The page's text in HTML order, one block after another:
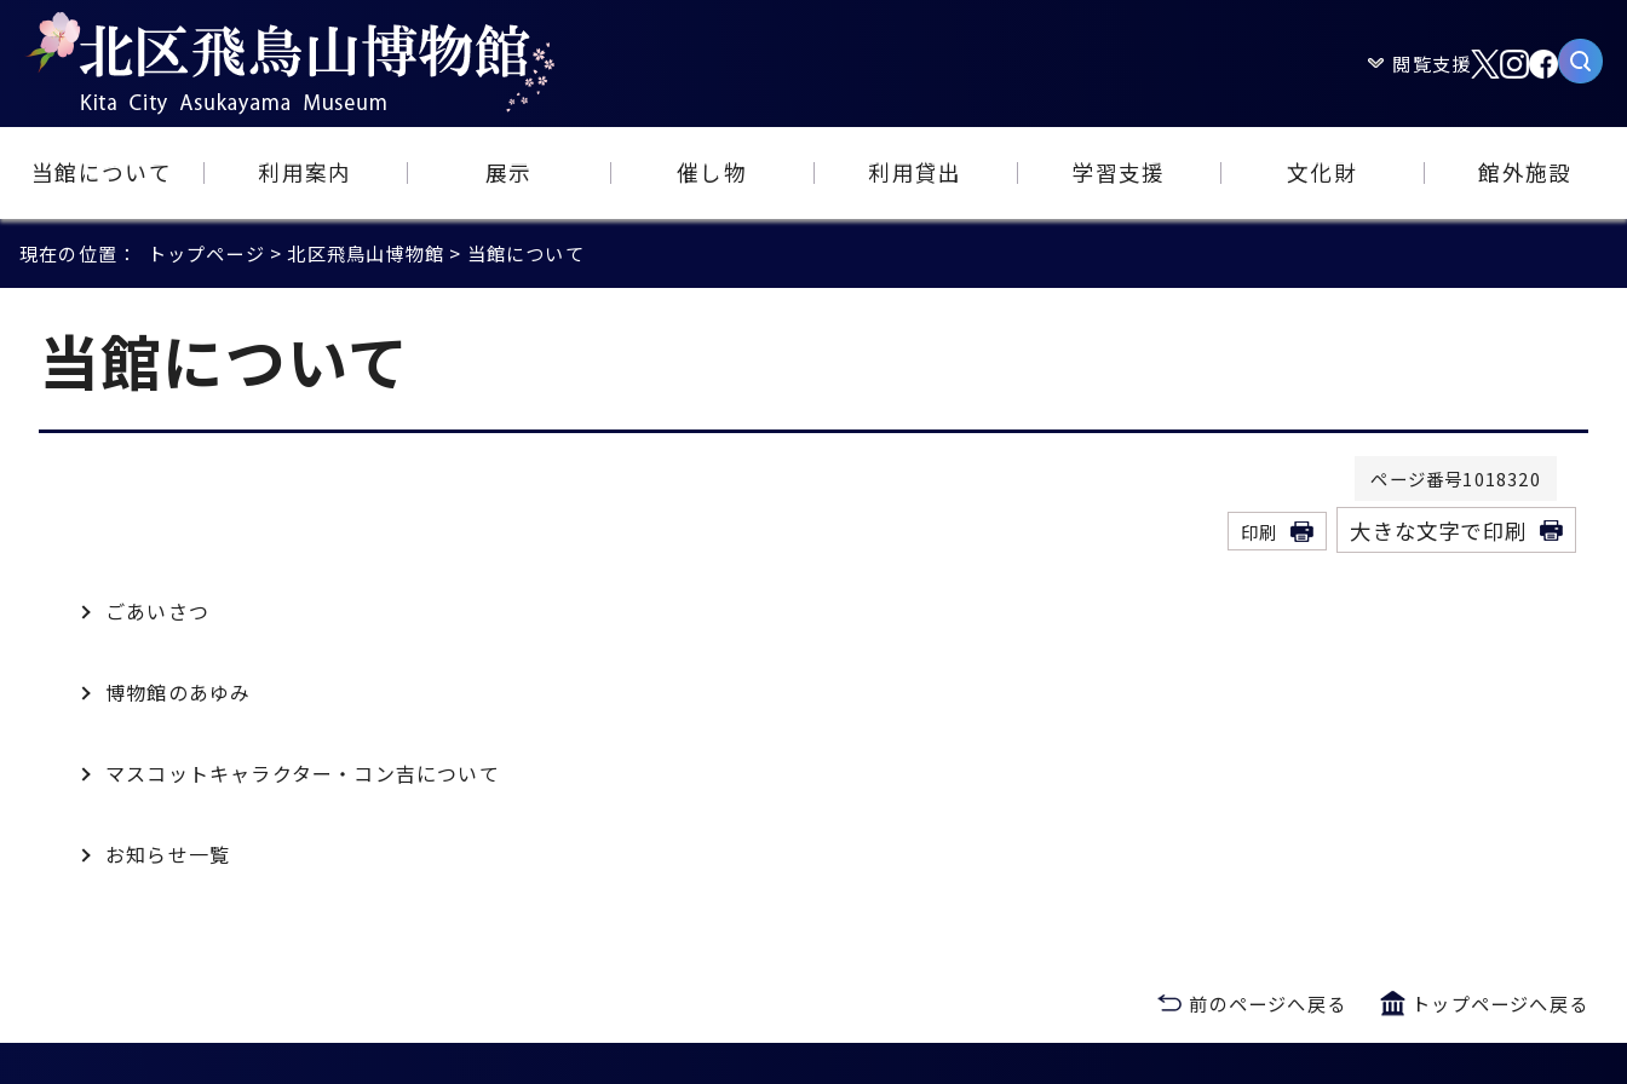
閲覧支援
当館について 利用案内 展示 催し物 利用貸出 学習支援 文化財 館外施設
現在の位置： トップページ >北区飛鳥山博物館 > 当館について
当館について
ページ番号1018320
印刷 大きな文字で印刷
ごあいさつ
博物館のあゆみ
マスコットキャラクター・コン吉について
お知らせ一覧
前のページへ戻る トップページへ戻る